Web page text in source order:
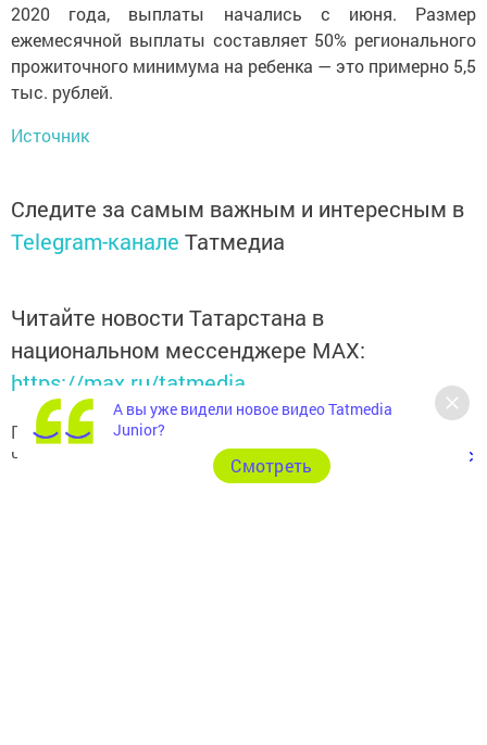
2020 года, выплаты начались с июня. Размер
ежемесячной выплаты составляет 50% регионального
прожиточного минимума на ребенка — это примерно 5,5
тыс. рублей.
Источник
Следите за самым важным и интересным в
Telegram-канале Татмедиа
Читайте новости Татарстана в
национальном мессенджере MАХ:
https://max.ru/tatmedia
Подписывайтесь на наш
читайте нас
Одноклассниках Макс
А вы уже видели новое видео Tatmedia
Junior?
Cмотреть